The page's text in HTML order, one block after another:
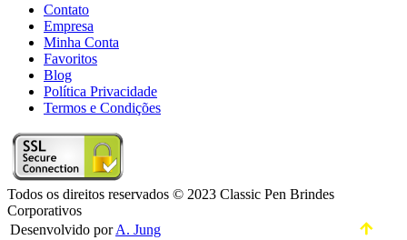
Contato
Empresa
Minha Conta
Favoritos
Blog
Política Privacidade
Termos e Condições
Todos os direitos reservados © 2023 Classic Pen Brindes
Corporativos
Desenvolvido porA. Jung